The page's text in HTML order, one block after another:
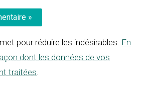
pour réduire les indésirables. En
dont les données de vos
traitées